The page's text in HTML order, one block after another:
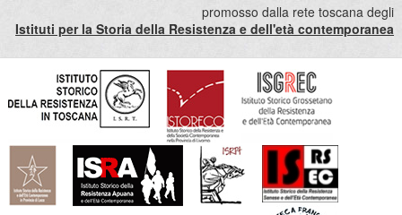
promosso dalla rete toscana degli
Istituti per la Storia della Resistenza e dell'età contemporanea